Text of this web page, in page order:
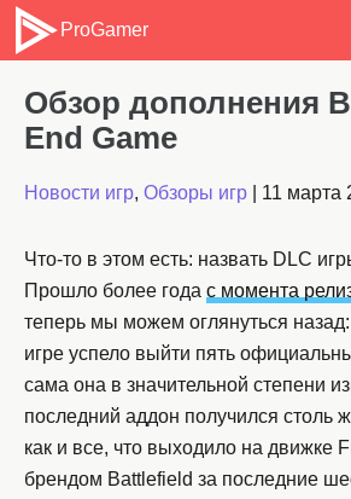
ProGamer
Обзор дополнения
End Game
Новости игр, Обзоры игр 11 марта
Что-то в этом есть: назвать DLC
Прошло более года с момента
теперь мы можем оглянуться
игре успело выйти пять
сама она в значительной степени
последний аддон получился столь
как и все, что выходило на движке
брендом Battlefield за последние